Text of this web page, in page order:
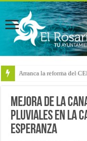
Arranca la reforma del
Mejora de la
pluviales en la
Esperanza